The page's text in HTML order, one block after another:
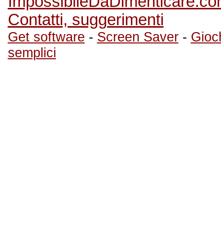
Contatti, suggerimenti
Get software - Screen Saver-
semplici